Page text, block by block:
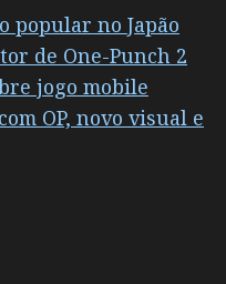
popular no Japão
de One-Punch 2
jogo mobile
OP, novo visual e